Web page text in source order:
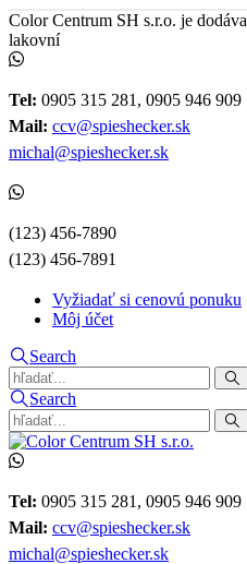
Color Centrum SH s.r.o. je
lakovní
Tel: 0905 315 281, 0905 946 909
Mail: ccv@spieshecker.sk
michal@spieshecker.sk
(123) 456-7890
(123) 456-7891
Vyžiadať si cenovú ponuku
Môj účet
Search
Search
Tel: 0905 315 281, 0905 946 909
Mail: ccv@spieshecker.sk
michal@spieshecker.sk